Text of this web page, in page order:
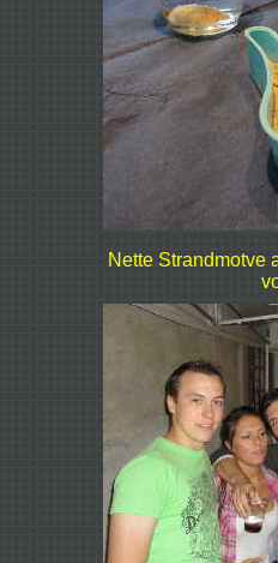
Nette Strandmotve